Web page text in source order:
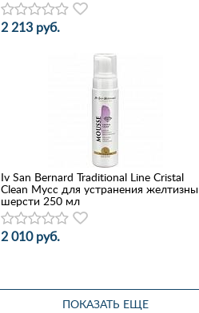
2 213 руб.
Iv San Bernard Traditional Line Cristal
Clean Мусс для устранения желтизны
шерсти 250 мл
2 010 руб.
ПОКАЗАТЬ ЕЩЕ